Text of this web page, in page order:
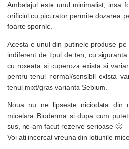
Ambalajul este unul minimalist, insa
orificiul cu picurator permite dozarea
foarte spornic.
Acesta e unul din putinele produse pe
indiferent de tipul de ten, cu
cu roseata si cuperoza exista si
pentru tenul normal/sensibil exista
tenul mixt/gras varianta Sebium.
Noua nu ne lipseste niciodata din
micelara Bioderma si dupa cum
sus, ne-am facut rezerve serioase 🙂
Voi ati incercat vreuna din lotiunile